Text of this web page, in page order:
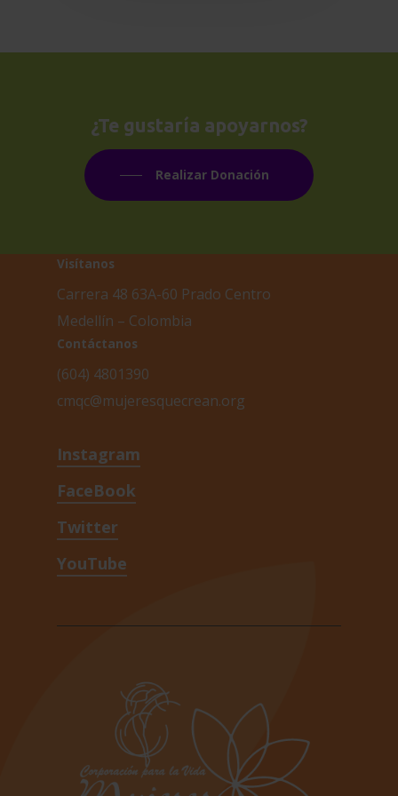
¿Te gustaría apoyarnos?
Realizar Donación
Visítanos
Carrera 48 63A-60 Prado Centro
Medellín – Colombia
Contáctanos
(604) 4801390
cmqc@mujeresquecrean.org
Instagram
FaceBook
Twitter
YouTube